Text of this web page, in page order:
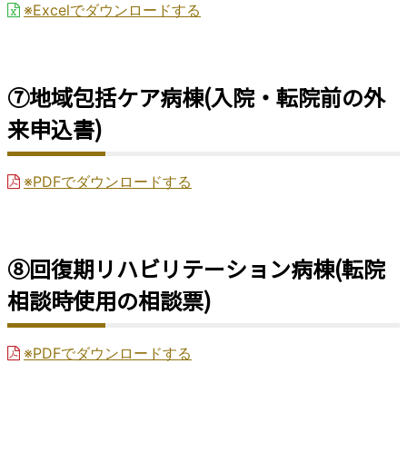
※Excelでダウンロードする
⑦地域包括ケア病棟(入院・転院前の外
来申込書)
※PDFでダウンロードする
⑧回復期リハビリテーション病棟(転院
相談時使用の相談票)
※PDFでダウンロードする